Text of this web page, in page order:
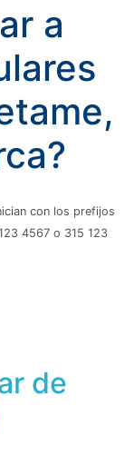
a
con los prefijos
4567 o 315 123
de